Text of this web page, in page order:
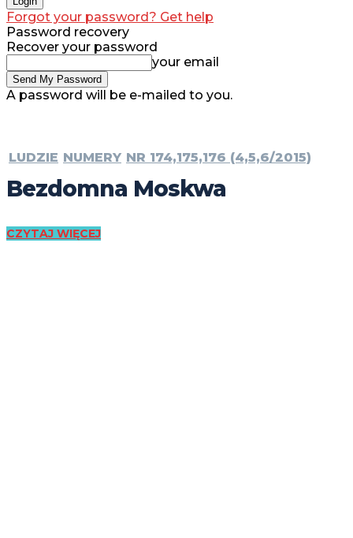
Forgot your password? Get help
Password recovery
Recover your password
your email
A password will be e-mailed to you.
LUDZIE NUMERY NR 174,175,176 (4,5,6/2015)
Bezdomna Moskwa
CZYTAJ WIĘCEJ